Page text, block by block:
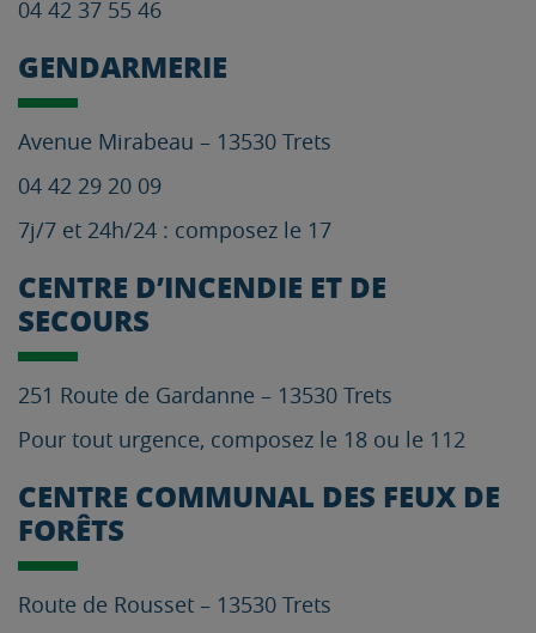
04 42 37 55 46
GENDARMERIE
Avenue Mirabeau – 13530 Trets
04 42 29 20 09
7j/7 et 24h/24 : composez le 17
CENTRE D’INCENDIE ET DE
SECOURS
251 Route de Gardanne – 13530 Trets
Pour tout urgence, composez le 18 ou le 112
CENTRE COMMUNAL DES FEUX DE
FORÊTS
Route de Rousset – 13530 Trets